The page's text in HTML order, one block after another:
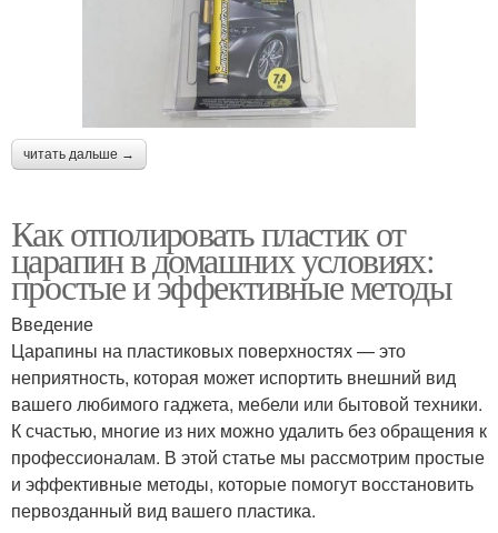
читать дальше →
Как отполировать пластик от
царапин в домашних условиях:
простые и эффективные методы
Введение
Царапины на пластиковых поверхностях — это
неприятность, которая может испортить внешний вид
вашего любимого гаджета, мебели или бытовой техники.
К счастью, многие из них можно удалить без обращения к
профессионалам. В этой статье мы рассмотрим простые
и эффективные методы, которые помогут восстановить
первозданный вид вашего пластика.